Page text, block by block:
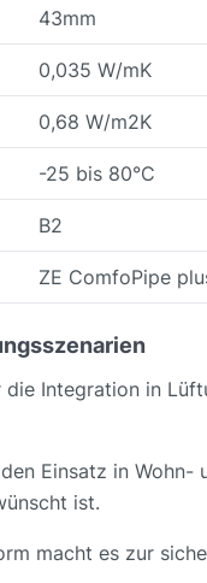
43mm
0,035 W/mK
0,68 W/m2K
-25 bis 80°C
B2
ZE ComfoPipe
Integration in
Einsatz in
ist.
macht es zur